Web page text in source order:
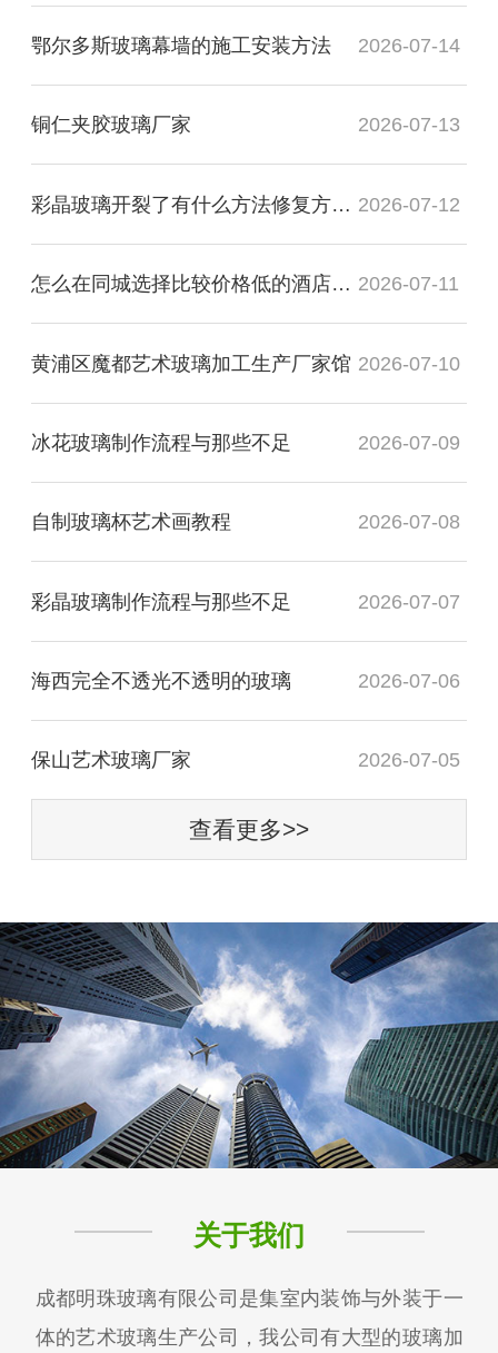
鄂尔多斯玻璃幕墙的施工安装方法 2026-07-14
铜仁夹胶玻璃厂家 2026-07-13
彩晶玻璃开裂了有什么方法修复方法？ 2026-07-12
怎么在同城选择比较价格低的酒店装饰玻璃厂家 2026-07-11
黄浦区魔都艺术玻璃加工生产厂家馆 2026-07-10
冰花玻璃制作流程与那些不足 2026-07-09
自制玻璃杯艺术画教程 2026-07-08
彩晶玻璃制作流程与那些不足 2026-07-07
海西完全不透光不透明的玻璃 2026-07-06
保山艺术玻璃厂家 2026-07-05
查看更多>>
关于我们
成都明珠玻璃有限公司是集室内装饰与外装于一
体的艺术玻璃生产公司，我公司有大型的玻璃加